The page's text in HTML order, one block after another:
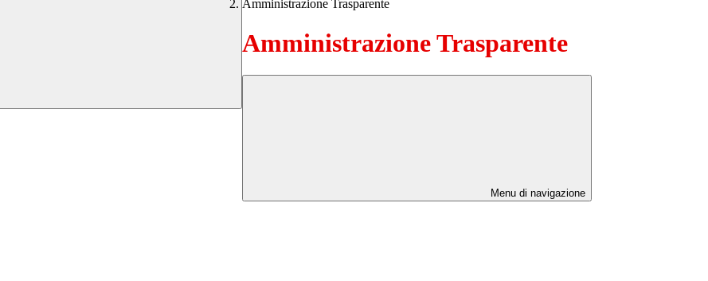
Amministrazione Trasparente
Amministrazione Trasparente
Menu di navigazione